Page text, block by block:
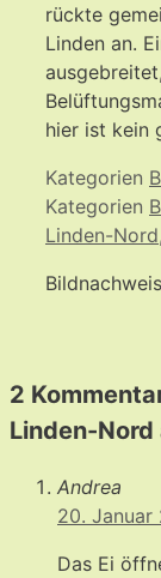
rückte
Linden an.
hier ist kein
Kategorien
Kategorien
Linden-Nord,
2
Linden-Nord
Andrea
20. Januar
Das Ei